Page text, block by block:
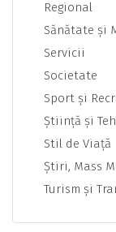
Regional
Sănătate şi
Servicii
Societate
Sport şi
Ştiinţă şi
Stil de Viaţă
Ştiri, Mass
Turism şi